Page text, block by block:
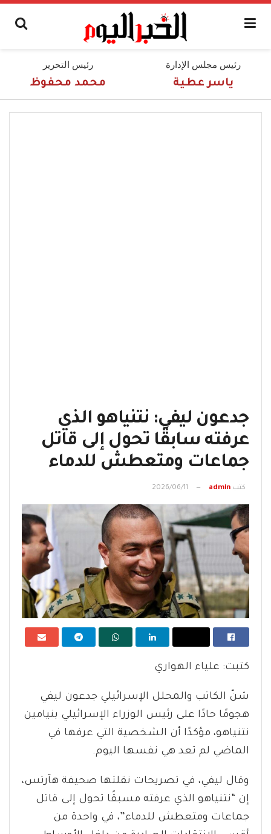
رئيس مجلس الإدارة
ياسر عطية
رئيس التحرير
محمد محفوظ
جدعون ليفي: نتنياهو الذي
عرفته سابقًا تحول إلى قاتل
جماعات ومتعطش للدماء
كتب admin
2026/06/11
كتبت: علياء الهواري
شنّ الكاتب والمحلل الإسرائيلي جدعون ليفي
هجومًا حادًا على رئيس الوزراء الإسرائيلي بنيامين
نتنياهو، مؤكدًا أن الشخصية التي عرفها في
الماضي لم تعد هي نفسها اليوم.
وقال ليفي، في تصريحات نقلتها صحيفة هآرتس،
إن “نتنياهو الذي عرفته مسبقًا تحول إلى قاتل
جماعات ومتعطش للدماء”، في واحدة من